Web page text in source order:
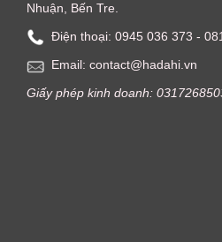
Nhuận, Bến Tre.
Điện thoại: ‭0945 036 373‬ -
Email: contact@hadahi.vn
Giấy phép kinh doanh: